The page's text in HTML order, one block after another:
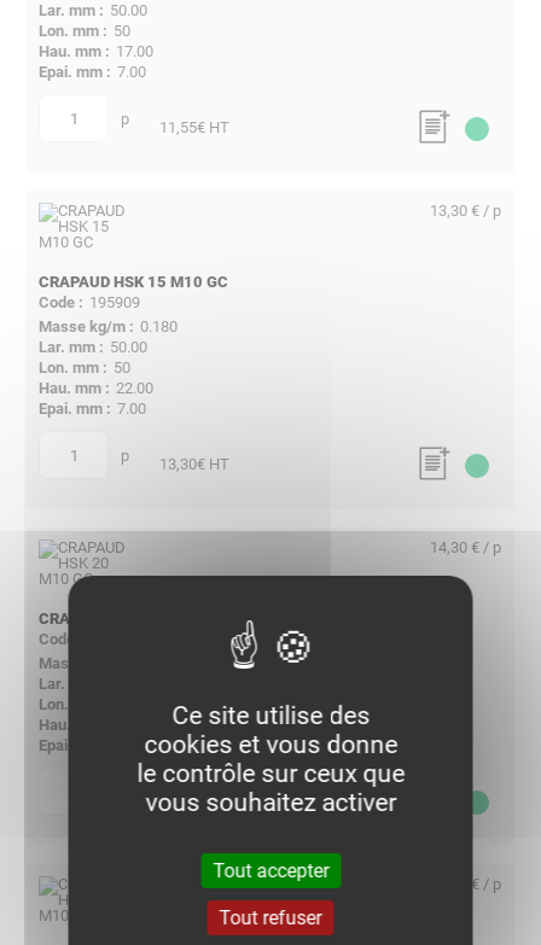
50.00
50
17.00
7.00
quantité p 11,55€ HT
CRAPAUD HSK 15 M10 GC
195909
0.180
50.00
50
22.00
7.00
quantité p
13,30 € / p
13,30€ HT
CRAPAUD HSK 20 M10 GC
7.00
14,30 € / p
14,30€ HT
15,35 € / p
Ce site utilise des
cookies et vous donne
le contrôle sur ceux que
vous souhaitez activer
Tout accepter
Tout refuser